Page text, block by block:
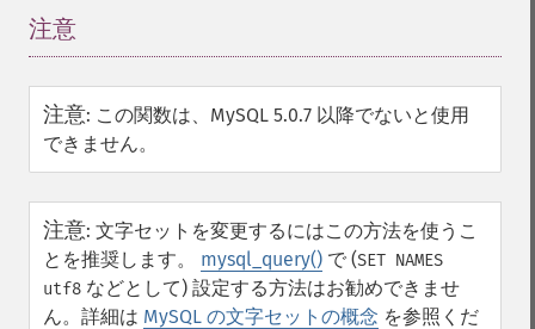
注意
注意: この関数は、MySQL 5.0.7 以降でないと使用
できません。
注意: 文字セットを変更するにはこの方法を使うこ
とを推奨します。 mysql_query() で (SET NAMES
utf8 などとして) 設定する方法はお勧めできませ
ん。詳細は MySQL の文字セットの概念 を参照くだ